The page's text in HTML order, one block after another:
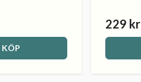
KÖP
229 kr